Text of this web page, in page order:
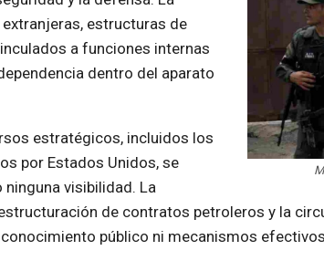
estructuras de
a funciones internas
dentro del aparato
estratégicos, incluidos los
por Estados Unidos, se
visibilidad. La
de contratos petroleros y la
público ni mecanismos